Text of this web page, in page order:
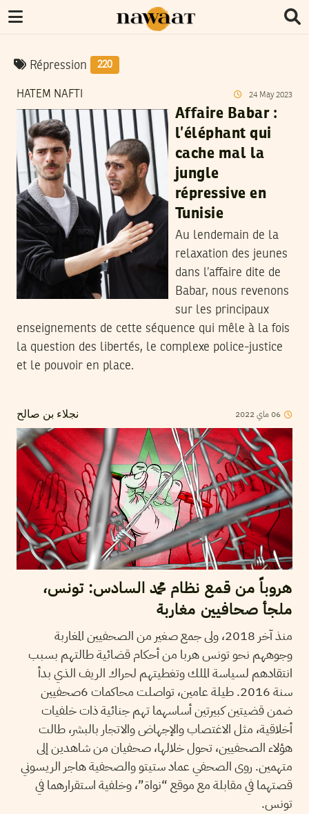
Répression 220
HATEM NAFTI 24 May 2023
Affaire Babar :
l’éléphant qui
cache mal la
jungle
répressive en
Tunisie
Au lendemain de la
relaxation des jeunes
dans l’affaire dite de
Babar, nous revenons
sur les principaux
enseignements de cette séquence qui mêle à la fois
la question des libertés, le complexe police-justice
et le pouvoir en place.
نجلاء بن صالح 06ماي2022
هروباً من قمع نظام محمد السادس: تونس،
ملجأ صحافيين مغاربة
منذ آخر 2018، ولى جمع صغير من الصحفيين المغاربة
وجوههم نحو تونس هربا من أحكام قضائية طالتهم بسبب
انتقادهم لسياسة الملك وتغطيتهم لحراك الريف الذي بدأ
سنة 2016. طيلة عامين، تواصلت محاكمات 6صحفيين
ضمن قضيتين كبيرتين أساسهما تهم جنائية ذات خلفيات
أخلاقية، مثل الاغتصاب والإجهاض والاتجار بالبشر، طالت
هؤلاء الصحفيين، تحول خلالها، صحفيان من شاهدين إلى
متهمين. روى الصحفي عماد ستيتو والصحفية هاجر الريسوني
قصتهما في مقابلة مع موقع “نواة”، وخلفية استقرارهما في
تونس.